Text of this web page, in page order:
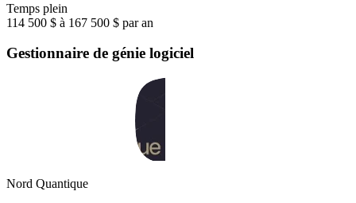
Temps plein
114 500 $ à 167 500 $ par an
Gestionnaire de génie logiciel
Nord Quantique